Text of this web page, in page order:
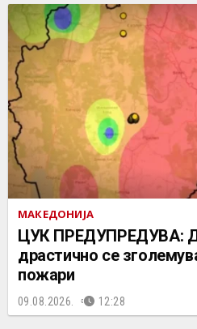
МАКЕДОНИЈА
ЦУК ПРЕДУПРЕДУВА:
драстично се
пожари
09.08.2026. 12:28